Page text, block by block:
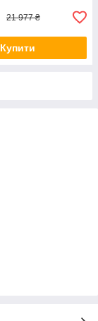
21 977 ₴
Купити